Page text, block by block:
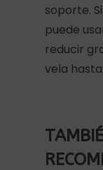
soporte.
puede
reducir
vela